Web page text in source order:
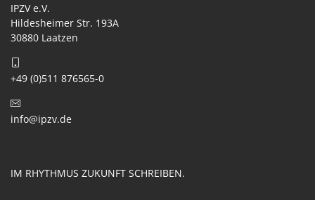
IPZV e.V.
Hildesheimer Str. 193A
30880 Laatzen
+49 (0)511 876565-0
info@ipzv.de
IM RHYTHMUS ZUKUNFT SCHREIBEN.